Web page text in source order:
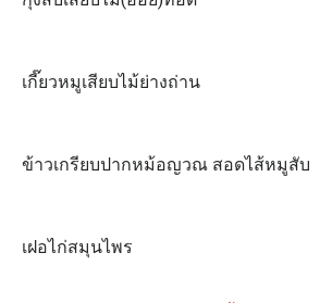
เกี๊ยวหมูเสียบไม้ย่างถ่าน
ข้าวเกรียบปากหม้อญวณ สอดไส้หมูสับ
เฝอไก่สมุนไพร